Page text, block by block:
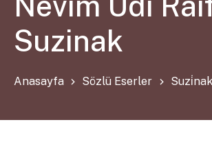
Suzinak
Anasayfa Sözlü Eserler Suzi̇nak